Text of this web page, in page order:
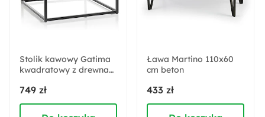
Wykończenie korpusu:
Wysokość:
103 cm
Stolik kawowy Gatima
kwadratowy z drewna
749 zł
Ława Martino 110x60
cm beton
433 zł